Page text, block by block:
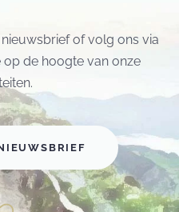
of volg ons via
de hoogte van onze